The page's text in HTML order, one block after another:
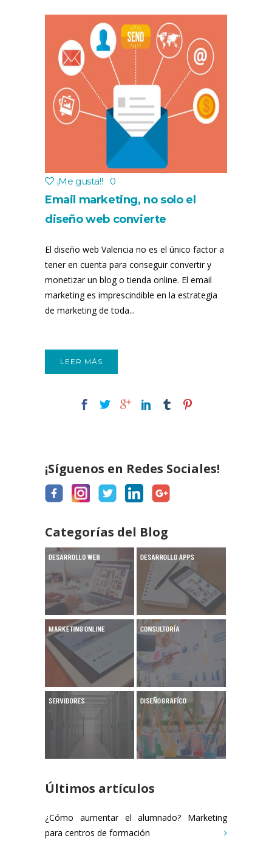
¡Me gusta!! 0
Email marketing, no solo el
diseño web convierte
El diseño web Valencia no es el único factor a
tener en cuenta para conseguir convertir y
monetizar un blog o tienda online. El email
marketing es imprescindible en la estrategia
de marketing de toda...
LEER MÁS
¡Síguenos en Redes Sociales!
Categorías del Blog
Últimos artículos
¿Cómo aumentar el alumnado? Marketing
para centros de formación